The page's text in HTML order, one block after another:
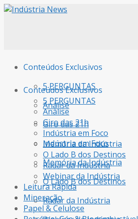
Conteúdos Exclusivos
5 PERGUNTAS
Análise
Giro das 21h
Indústria em Foco
Memória da Indústria
O Lado B dos Destinos
Radar da Indústria
Conteúdos Exclusivos
5 PERGUNTAS
Análise
Giro das 21h
Indústria em Foco
Memória da Indústria
O Lado B dos Destinos
Radar da Indústria
Webinar da Indústria
Leitura Rápida
Mineração
Papel & Celulose